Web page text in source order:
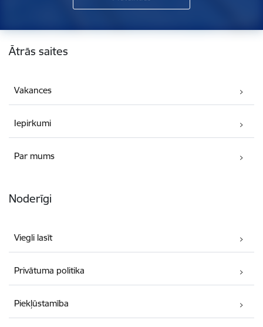
Kājene
Ātrās saites
Vakances
Iepirkumi
Par mums
Noderīgi
Viegli lasīt
Privātuma politika
Piekļūstamība